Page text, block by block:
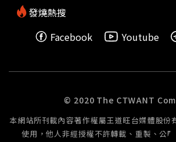
科學界為何始終無法完整說明血瀑布呈
鹽水究竟如何突破數百公尺厚的冰層流
新刊登於《Antarctic Science》的研究則
冰川持續向前推進，冰層重量會不斷擠
壓力逐漸升高；當壓力超過冰層承受極
打開，高壓鹽水順勢湧出冰面，形成著
發燒熱搜
Facebook
Youtube
© 2020 The CTWANT
本網站所刊載內容著作權屬王道旺台媒體股份
使用，他人非經授權不許轉載、重製、公